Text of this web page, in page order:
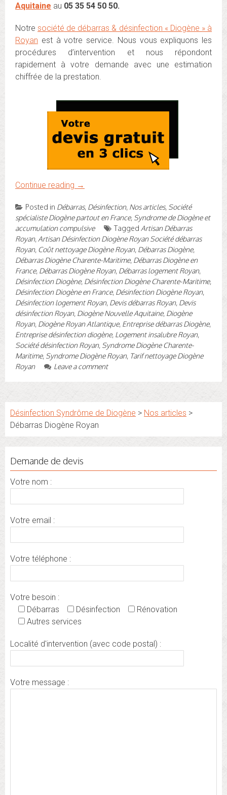
Aquitaine au 05 35 54 50 50.
Notresociété de débarras & désinfection « Diogène » à
Royan est à votre service. Nous vous expliquons les
procédures d’intervention et nous répondont
rapidement à votre demande avec une estimation
chiffrée de la prestation.
Continue reading →
Posted in Débarras, Désinfection, Nos articles, Société
spécialiste Diogène partout en France, Syndrome de Diogène et
accumulation compulsive
Tagged Artisan Débarras
Royan, Artisan Désinfection Diogène Royan Société débarras
Royan, Coût nettoyage Diogène Royan, Débarras Diogène,
Débarras Diogène Charente-Maritime, Débarras Diogène en
France, Débarras Diogène Royan, Débarras logement Royan,
Désinfection Diogène, Désinfection Diogène Charente-Maritime,
Désinfection Diogène en France, Désinfection Diogène Royan,
Désinfection logement Royan, Devis débarras Royan, Devis
désinfection Royan, Diogène Nouvelle Aquitaine, Diogène
Royan, Diogène Royan Atlantique, Entreprise débarras Diogène,
Entreprise désinfection diogène, Logement insalubre Royan,
Société désinfection Royan, Syndrome Diogène Charente-
Maritime, Syndrome Diogène Royan, Tarif nettoyage Diogène
Royan
Leave a comment
Désinfection Syndrôme de Diogène > Nos articles >
Débarras Diogène Royan
Demande de devis
Votre nom :
Votre email :
Votre téléphone :
Votre besoin :
Débarras
Désinfection
Rénovation
Autres services
Localité d'intervention (avec code postal) :
Votre message :